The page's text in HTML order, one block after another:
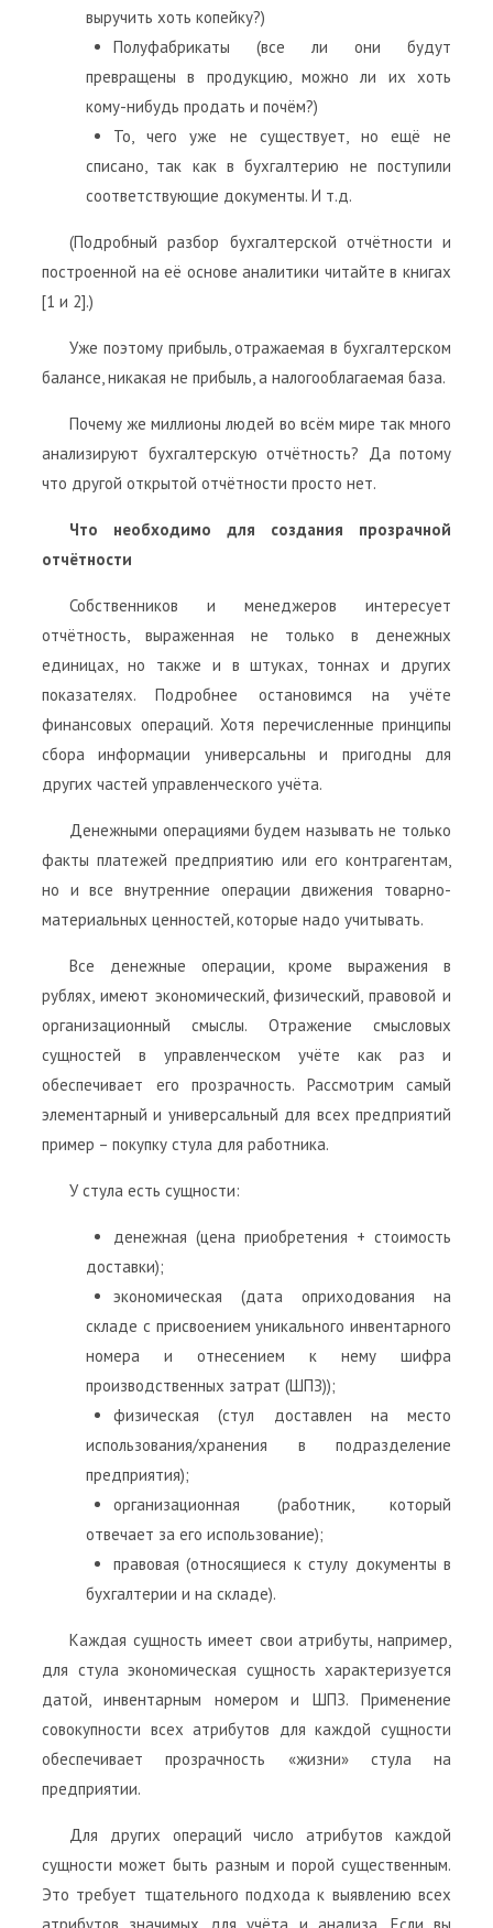
выручить хоть копейку?)
Полуфабрикаты (все ли они будут
превращены в продукцию, можно ли их хоть
кому-нибудь продать и почём?)
То, чего уже не существует, но ещё не
списано, так как в бухгалтерию не поступили
соответствующие документы. И т.д.
(Подробный разбор бухгалтерской отчётности и
построенной на её основе аналитики читайте в книгах
[1 и 2].)
Уже поэтому прибыль, отражаемая в бухгалтерском
балансе, никакая не прибыль, а налогооблагаемая база.
Почему же миллионы людей во всём мире так много
анализируют бухгалтерскую отчётность? Да потому
что другой открытой отчётности просто нет.
Что необходимо для создания прозрачной
отчётности
Собственников и менеджеров интересует
отчётность, выраженная не только в денежных
единицах, но также и в штуках, тоннах и других
показателях. Подробнее остановимся на учёте
финансовых операций. Хотя перечисленные принципы
сбора информации универсальны и пригодны для
других частей управленческого учёта.
Денежными операциями будем называть не только
факты платежей предприятию или его контрагентам,
но и все внутренние операции движения товарно-
материальных ценностей, которые надо учитывать.
Все денежные операции, кроме выражения в
рублях, имеют экономический, физический, правовой и
организационный смыслы. Отражение смысловых
сущностей в управленческом учёте как раз и
обеспечивает его прозрачность. Рассмотрим самый
элементарный и универсальный для всех предприятий
пример – покупку стула для работника.
У стула есть сущности:
денежная (цена приобретения + стоимость
доставки);
экономическая (дата оприходования на
складе с присвоением уникального инвентарного
номера и отнесением к нему шифра
производственных затрат (ШПЗ));
физическая (стул доставлен на место
использования/хранения в подразделение
предприятия);
организационная (работник, который
отвечает за его использование);
правовая (относящиеся к стулу документы в
бухгалтерии и на складе).
Каждая сущность имеет свои атрибуты, например,
для стула экономическая сущность характеризуется
датой, инвентарным номером и ШПЗ. Применение
совокупности всех атрибутов для каждой сущности
обеспечивает прозрачность «жизни» стула на
предприятии.
Для других операций число атрибутов каждой
сущности может быть разным и порой существенным.
Это требует тщательного подхода к выявлению всех